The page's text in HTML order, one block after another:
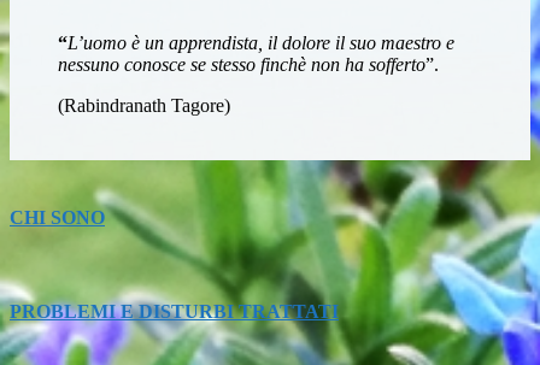
“L’uomo è un apprendista, il dolore il suo maestro e
nessuno conosce se stesso finchè non ha sofferto”.
(Rabindranath Tagore)
CHI SONO
PROBLEMI E DISTURBI TRATTATI